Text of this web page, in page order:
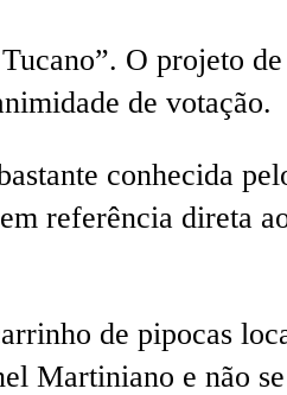
O projeto
de votação.
conhecida
referência direta
de pipocas
Martiniano e não